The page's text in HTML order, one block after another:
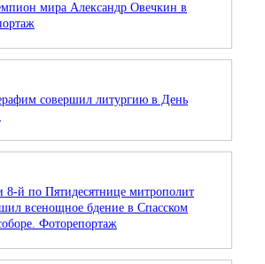
мира Александр Овечкин в
совершил литургию в День
8-й по Пятидесятнице митрополит
всенощное бдение в Спасском
Фоторепортаж